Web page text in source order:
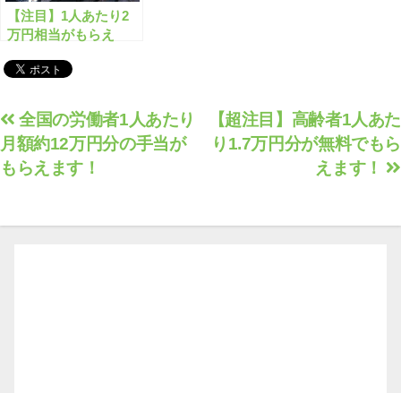
【注目】1人あたり2
万円相当がもらえ
は？
投
稿
ナ
ゲ
【超注目】高齢者1人あた
り1.7万円分が無料でもら
えます！
全国の労働者1人あたり
月額約12万円分の手当が
もらえます！